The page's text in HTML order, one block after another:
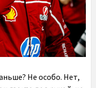
Не особо. Нет,